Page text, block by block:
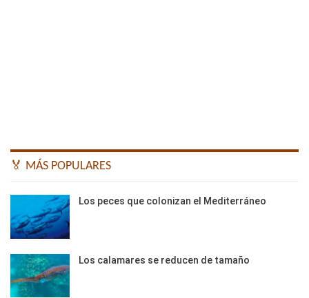
🏅 MÁS POPULARES
Los peces que colonizan el Mediterráneo
Los calamares se reducen de tamaño